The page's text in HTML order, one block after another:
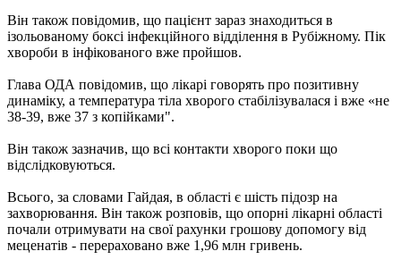
Він також повідомив, що пацієнт зараз знаходиться в
ізольованому боксі інфекційного відділення в Рубіжному. Пік
хвороби в інфікованого вже пройшов.
Глава ОДА повідомив, що лікарі говорять про позитивну
динаміку, а температура тіла хворого стабілізувалася і вже «не
38-39, вже 37 з копійками".
Він також зазначив, що всі контакти хворого поки що
відслідковуються.
Всього, за словами Гайдая, в області є шість підозр на
захворювання. Він також розповів, що опорні лікарні області
почали отримувати на свої рахунки грошову допомогу від
меценатів - перераховано вже 1,96 млн гривень.